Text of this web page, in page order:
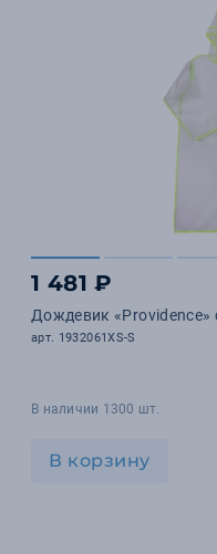
1 481 ₽
Дождевик «Providence»
арт. 1932061XS-S
В наличии 1300 шт.
В корзину